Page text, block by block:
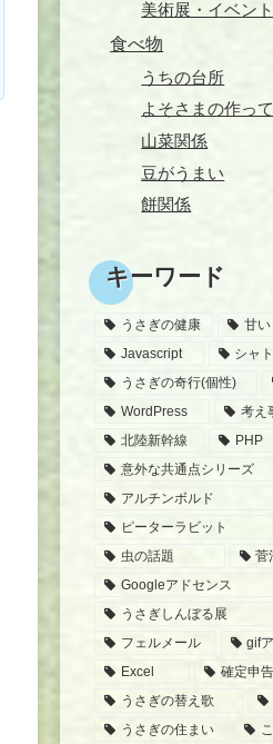
美術展・イベント
食べ物
うちの台所
よそさまの作っ
山菜関係
豆がうまい
餅関係
キーワード
うさぎの健康 甘
Javascript
シャ
うさぎの奇行(個性)
WordPress
考え
北陸新幹線
PHP
意外な共通点シリーズ
アルチンボルド
ピーターラビット
虫の話題
菅
Googleアドセンス
うさぎしんぼる展
フェルメール
gif
Excel
確定申告
うさぎの替え歌
うさぎの住まい